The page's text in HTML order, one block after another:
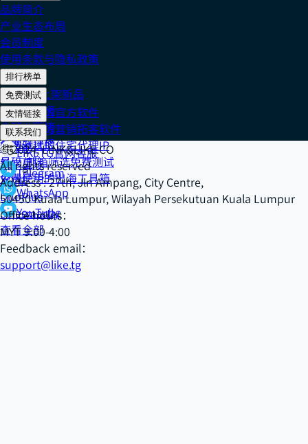
品牌简介
产业生态布局
会员制度
使用条款与隐私政策
排行榜单
202608 上架新品
社交媒体榜
全球地区榜
全网好评榜
免费测试
免费测试的官方软件
免费测试的营销拓客软件
免费测试的住宅代理IP
号码/邮箱筛选免费测试
免费使用的出海工具箱
友情链接
Cake IP
918 IP
数字星球
XONE
DuoPlus
Salesmartly
查看全部
联系我们
LIKETG官网客服
Telegram
WhatsApp
YouTube
© 2024, LINK&LIKE.CO
All rights reserved
Address : 27th, Jln Ampang, City Centre,
50450 Kuala Lumpur, Wilayah Persekutuan Kuala Lumpur
Office hours：
MYT 9:00-4:00
Feedback email：
support@like.tg